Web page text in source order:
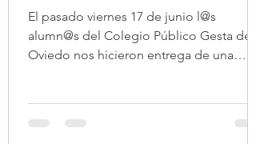
El pasado viernes 17 de junio l@s
alumn@s del Colegio Público Gesta de
Oviedo nos hicieron entrega de una